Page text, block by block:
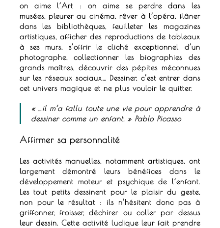
on aime l’Art : on aime se perdre dans les
musées, pleurer au cinéma, rêver à l’opéra, flâner
dans les bibliothèques, feuilleter les magazines
artistiques, afficher des reproductions de tableaux
à ses murs, s’offrir le cliché exceptionnel d’un
photographe, collectionner les biographies des
grands maîtres, découvrir des pépites méconnues
sur les réseaux sociaux… Dessiner, c’est entrer dans
cet univers magique et ne plus vouloir le quitter.
« …il m’a fallu toute une vie pour apprendre à
dessiner comme un enfant. » Pablo Picasso
Affirmer sa personnalité
Les activités manuelles, notamment artistiques, ont
largement démontré leurs bénéfices dans le
développement moteur et psychique de l’enfant.
Les tout petits dessinent pour le plaisir du geste,
non pour le résultat : ils n’hésitent donc pas à
griffonner, froisser, déchirer ou coller par dessus
leur dessin. Cette activité ludique leur fait prendre